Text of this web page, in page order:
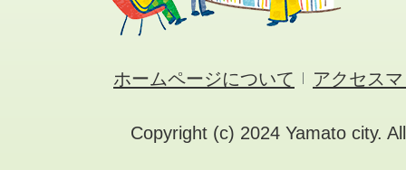
ホームページについて アクセス
Copyright (c) 2024 Yamato city.